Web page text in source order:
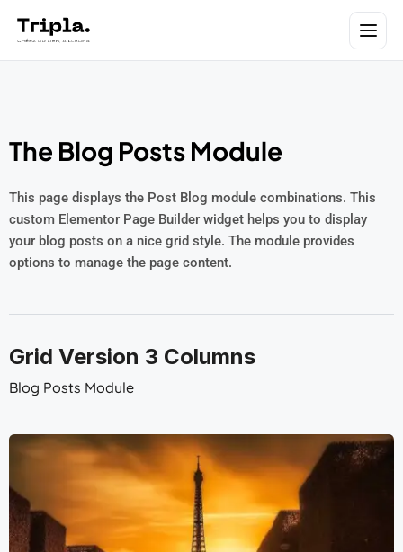
The Blog Posts Module
This page displays the Post Blog module combinations. This
custom Elementor Page Builder widget helps you to display
your blog posts on a nice grid style. The module provides
options to manage the page content.
Grid Version 3 Columns
Blog Posts Module